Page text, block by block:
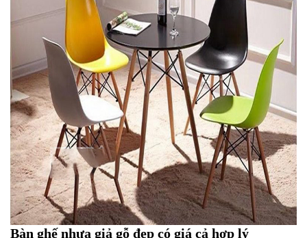
Bàn ghế nhựa giả gỗ đẹp có giá cả hợp lý